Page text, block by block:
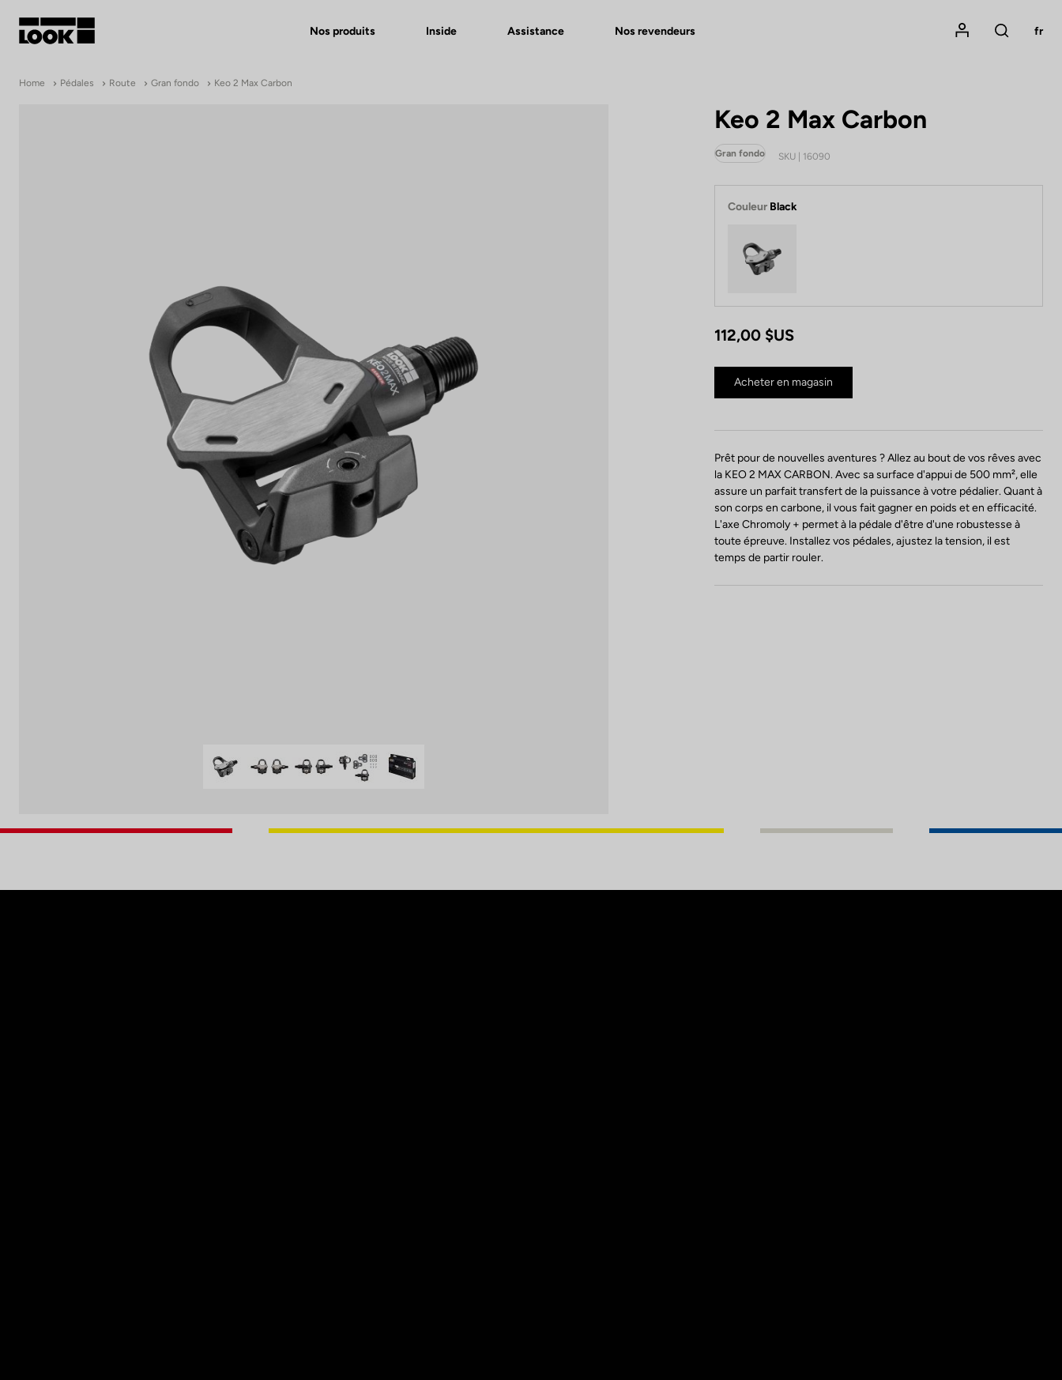
Nos produits Inside Assistance Nos revendeurs
Mon compte
Rechercher
fr
Home Pédales Route Gran fondo Keo 2 Max Carbon
Keo 2 Max Carbon
Gran fondo SKU | 16090
Couleur Black
112,00 $US
Acheter en magasin
Prêt pour de nouvelles aventures ? Allez au bout de vos rêves avec
la KEO 2 MAX CARBON. Avec sa surface d'appui de 500 mm², elle
assure un parfait transfert de la puissance à votre pédalier. Quant à
son corps en carbone, il vous fait gagner en poids et en efficacité.
L'axe Chromoly + permet à la pédale d'être d'une robustesse à
toute épreuve. Installez vos pédales, ajustez la tension, il est
temps de partir rouler.